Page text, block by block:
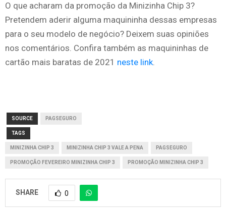
O que acharam da promoção da Minizinha Chip 3?
Pretendem aderir alguma maquininha dessas empresas
para o seu modelo de negócio? Deixem suas opiniões
nos comentários. Confira também as maquininhas de
cartão mais baratas de 2021 neste link.
SOURCE PAGSEGURO
TAGS
MINIZINHA CHIP 3 MINIZINHA CHIP 3 VALE A PENA PAGSEGURO
PROMOÇÃO FEVEREIRO MINIZINHA CHIP 3 PROMOÇÃO MINIZINHA CHIP 3
SHARE 0